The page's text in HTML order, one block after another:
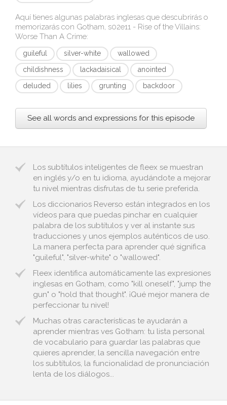
Aquí tienes algunas palabras inglesas que descubrirás o
memorizarás con Gotham, s02e11 - Rise of the Villains:
Worse Than A Crime:
guileful silver-white
wallowed
childishness
lackadaisical
anointed
deluded
lilies grunting backdoor
See all words and expressions for this episode
Los subtítulos inteligentes de fleex se muestran
en inglés y/o en tu idioma, ayudándote a mejorar
tu nivel mientras disfrutas de tu serie preferida.
Los diccionarios Reverso están integrados en los
vídeos para que puedas pinchar en cualquier
palabra de los subtítulos y ver al instante sus
traducciones y unos ejemplos auténticos de uso.
La manera perfecta para aprender qué significa
"guileful", "silver-white" o "wallowed".
Fleex identifica automáticamente las expresiones
inglesas en Gotham, como "kill oneself", "jump the
gun" o "hold that thought". ¡Qué mejor manera de
perfeccionar tu nivel!
Muchas otras características te ayudarán a
aprender mientras ves Gotham: tu lista personal
de vocabulario para guardar las palabras que
quieres aprender, la sencilla navegación entre
los subtítulos, la funcionalidad de pronunciación
lenta de los diálogos...